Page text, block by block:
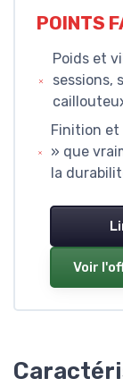
POINTS
Poids et
sessions,
Finition et
» que
la
Voir